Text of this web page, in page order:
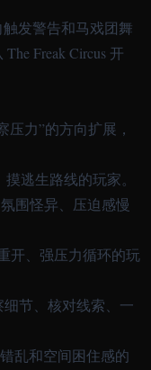
发警告和马戏团舞
The Freak Circus 开
力”的方向扩展，
逃生路线的玩家。
围怪异、压迫感慢
开、强压力循环的玩
节、核对线索、一
乱和空间困住感的